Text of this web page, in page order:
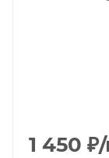
1 450 ₽